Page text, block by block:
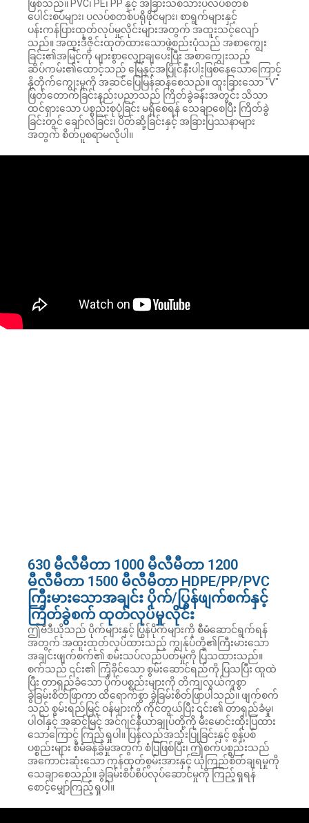
ဖြစ်သည်။ PVC၊ PE၊ PP နှင့် အခြားသစ်သားပလပ်စတစ်
ပေါင်းစပ်များ၊ ပလပ်စတစ်ပရိုဖိုင်များ၊ စာရွက်များနှင့်
ပန်းကန်ပြားထုတ်လုပ်မှုလိုင်းများအတွက် အထူးသင့်လျော်
သည်။ အထူးဒီဇိုင်းထုတ်ထားသောဖွဲ့စည်းပုံသည် အစာကျွေး
ခြင်း၏အမြင့်ကို များစွာလျှော့ချပေးပြီး အစာကျွေးသည့်
ဆိပ်ကမ်း၏ထောင့်သည် မြေနှင့်အပြိုင်နီးပါးဖြစ်နေသောကြောင့်
နို့တိုက်ကျွေးမှုကို အဆင်ပြေမြန်ဆန်စေသည်။ ထူးခြားသော "V"
ဖြတ်တောက်ခြင်းနည်းပညာသည် ကြိတ်ခွဲခန်းအတွင်း သိသာ
ထင်ရှားသော ပစ္စည်းစုပုံခြင်း မရှိစေရန် သေချာစေပြီး ကြိတ်ခွဲ
ခြင်းတွင် ချော်လဲခြင်း၊ ပိတ်ဆို့ခြင်းနှင့် အခြားပြဿနာများ
အတွက် စိတ်ပူစရာမလိုပါ။
630 မီလီမီတာ 1000 မီလီမီတာ 1200
မီလီမီတာ 1500 မီလီမီတာ HDPE/PP/PVC
ကြီးမားသောအချင်း ပိုက်/ပြွန်ဖျက်စက်နှင့်
ကြိတ်ခွဲစက် ထုတ်လုပ်မှုလိုင်း
ဤဗီဒီယိုသည် ပိုက်များနှင့် ပြွန်ပိုက်များကို စီမံဆောင်ရွက်ရန်
အတွက် အထူးထုတ်လုပ်ထားသည့် ကျွန်ုပ်တို့၏ကြီးမားသော
အချင်းဖျက်စက်၏ စမ်းသပ်လည်ပတ်မှုကို ပြသထားသည်။
စက်သည် ၎င်း၏ ကြံ့ခိုင်သော စွမ်းဆောင်ရည်ကို ပြသပြီး ထူထဲ
ပြီး တာရှည်ခံသော ပိုက်ပစ္စည်းများကို တိကျလွယ်ကူစွာ
ခွဲခြမ်းစိတ်ဖြာကာ ထိရောက်စွာ ခွဲခြမ်းစိတ်ဖြာပါသည်။ ဖျက်စက်
သည် စွမ်းရည်မြင့် ဝန်များကို ကိုင်တွယ်ပြီး ၎င်း၏ တာရှည်ခံမှု၊
ပါဝါနှင့် အဆင့်မြင့် အင်ဂျင်နီယာချုပ်တို့ကို မီးမောင်းထိုးပြထား
သောကြောင့် ကြည့်ရှုပါ။ ပြန်လည်အသုံးပြုခြင်းနှင့် စွန့်ပစ်
ပစ္စည်းများ စီမံခန့်ခွဲမှုအတွက် စံပြဖြစ်ပြီး၊ ဤစက်ပစ္စည်းသည်
အကောင်းဆုံးသော ကုန်ထုတ်စွမ်းအားနှင့် ယုံကြည်စိတ်ချရမှုကို
သေချာစေသည်။ ခွဲခြမ်းစိပ်စိပ်လုပ်ဆောင်မှုကို ကြည့်ရှုရန်
စောင့်မျှော်ကြည့်ရှုပါ။